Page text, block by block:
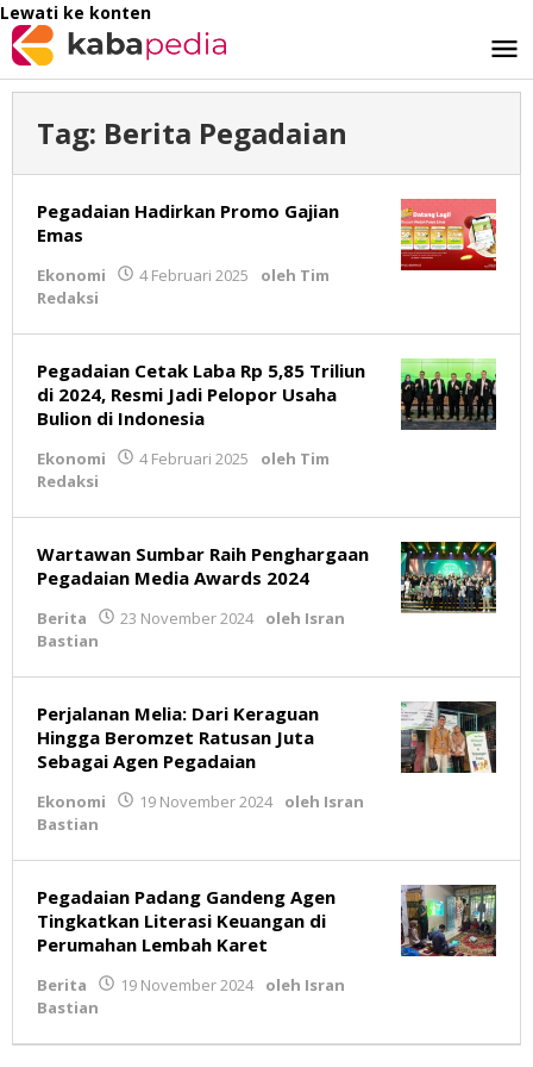
Lewati ke konten
Tag: Berita Pegadaian
Pegadaian Hadirkan Promo Gajian
Emas
Ekonomi 4 Februari 2025 oleh Tim
Redaksi
Pegadaian Cetak Laba Rp 5,85 Triliun
di 2024, Resmi Jadi Pelopor Usaha
Bulion di Indonesia
Ekonomi 4 Februari 2025 oleh Tim
Redaksi
Wartawan Sumbar Raih Penghargaan
Pegadaian Media Awards 2024
Berita 23 November 2024 oleh Isran
Bastian
Perjalanan Melia: Dari Keraguan
Hingga Beromzet Ratusan Juta
Sebagai Agen Pegadaian
Ekonomi 19 November 2024 oleh Isran
Bastian
Pegadaian Padang Gandeng Agen
Tingkatkan Literasi Keuangan di
Perumahan Lembah Karet
Berita 19 November 2024 oleh Isran
Bastian